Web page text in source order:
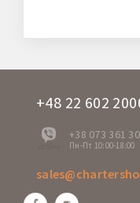
+48 22 602
offline
+38 073 361
Пн-Пт 10:00-18:00